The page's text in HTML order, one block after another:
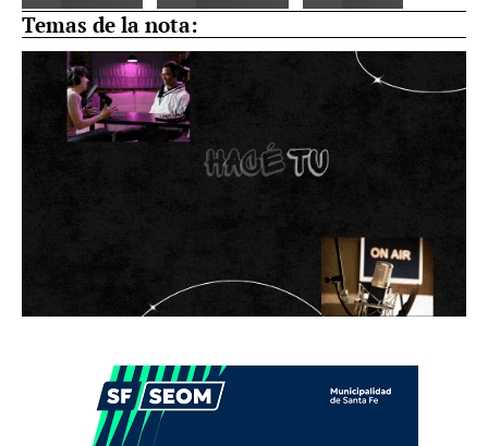
Temas de la nota: